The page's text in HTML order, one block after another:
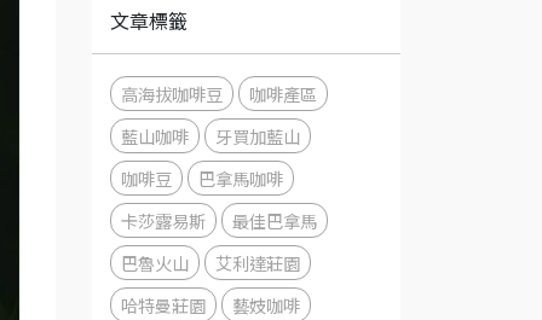
文章標籤
高海拔咖啡豆
咖啡產區
藍山咖啡
牙買加藍山
咖啡豆
巴拿馬咖啡
卡莎露易斯
最佳巴拿馬
巴魯火山
艾利達莊園
哈特曼莊園
藝妓咖啡